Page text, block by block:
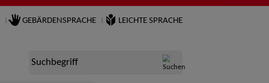
GEBÄRDENSPRACHE LEICHTE SPRACHE
Suchbegriff